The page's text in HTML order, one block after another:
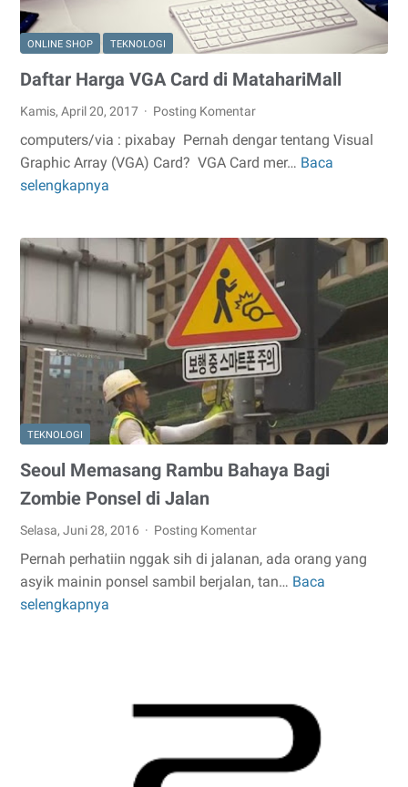
ONLINE SHOP TEKNOLOGI
Daftar Harga VGA Card di MatahariMall
Kamis, April 20, 2017 Posting Komentar
computers/via : pixabay Pernah dengar tentang Visual
Graphic Array (VGA) Card? VGA Card mer… Baca
selengkapnya
Daftar
MatahariMall
TEKNOLOGI
Seoul Memasang Rambu Bahaya Bagi
Zombie Ponsel di Jalan
Selasa, Juni 28, 2016 Posting Komentar
Pernah perhatiin nggak sih di jalanan, ada orang yang
asyik mainin ponsel sambil berjalan, tan… Baca
selengkapnya
Seoul
Ponsel
Jalan